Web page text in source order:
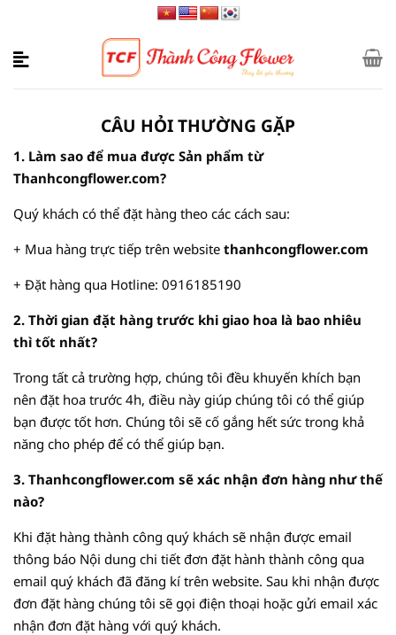
nội
CÂU HỎI THƯỜNG GẶP
1. Làm sao để mua được Sản phẩm từ
Thanhcongflower.com?
Quý khách có thể đặt hàng theo các cách sau:
+ Mua hàng trực tiếp trên website thanhcongflower.com
+ Đặt hàng qua Hotline: 0916185190
2. Thời gian đặt hàng trước khi giao hoa là bao nhiêu
thì tốt nhất?
Trong tất cả trường hợp, chúng tôi đều khuyến khích bạn
nên đặt hoa trước 4h, điều này giúp chúng tôi có thể giúp
bạn được tốt hơn. Chúng tôi sẽ cố gắng hết sức trong khả
năng cho phép để có thể giúp bạn.
3. Thanhcongflower.com sẽ xác nhận đơn hàng như thế
nào?
Khi đặt hàng thành công quý khách sẽ nhận được email
thông báo Nội dung chi tiết đơn đặt hành thành công qua
email quý khách đã đăng kí trên website. Sau khi nhận được
đơn đặt hàng chúng tôi sẽ gọi điện thoại hoặc gửi email xác
nhận đơn đặt hàng với quý khách.